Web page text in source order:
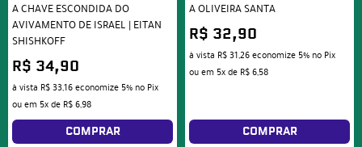
A CHAVE ESCONDIDA DO
AVIVAMENTO DE ISRAEL | EITAN
SHISHKOFF
R$ 34,90
à vista R$ 33,16economize 5% no Pix
ou em 5xde R$ 6,98
COMPRAR
A OLIVEIRA SANTA
R$ 32,90
à vista R$ 31,26economize 5% no Pix
ou em 5xde R$ 6,58
COMPRAR